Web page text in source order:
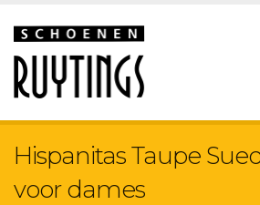
Hispanitas Taupe
voor dames